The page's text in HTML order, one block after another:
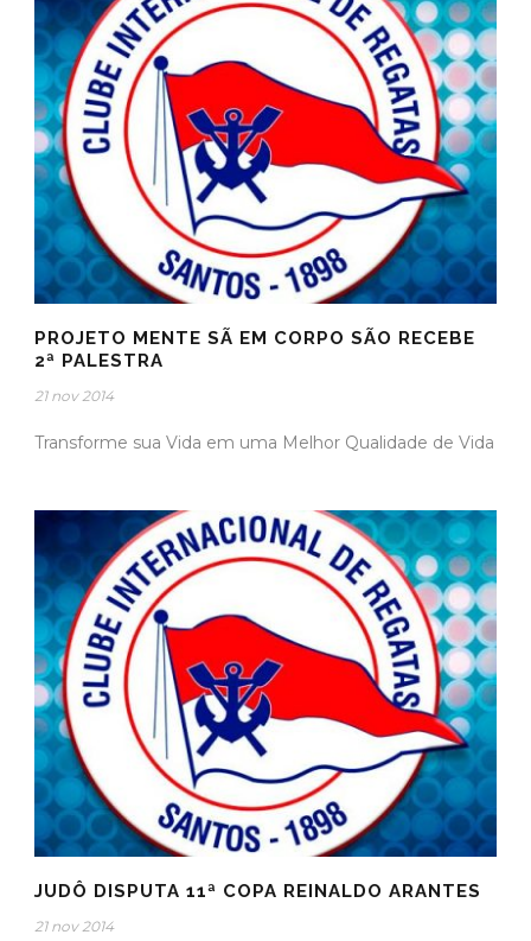
PROJETO MENTE SÃ EM CORPO SÃO RECEBE
2ª PALESTRA
21 nov 2014
Transforme sua Vida em uma Melhor Qualidade de Vida
JUDÔ DISPUTA 11ª COPA REINALDO ARANTES
21 nov 2014